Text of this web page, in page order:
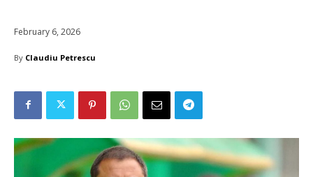
February 6, 2026
By Claudiu Petrescu